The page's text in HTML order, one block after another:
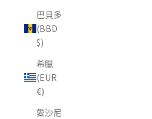
巴貝多
(BBD
$)
希臘
(EUR
€)
愛沙尼